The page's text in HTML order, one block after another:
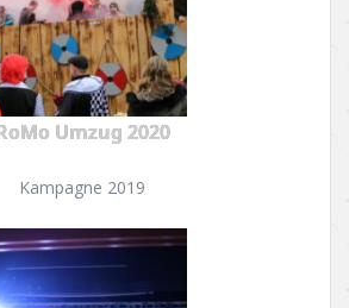
Umzug 2020
Kampagne 2019